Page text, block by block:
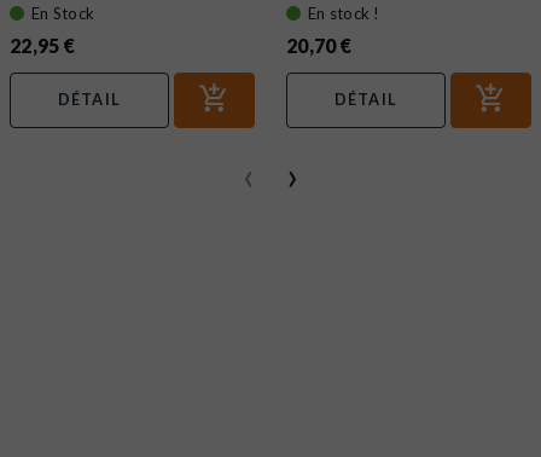
En Stock
22,95 €
DÉTAIL
En stock !
20,70 €
DÉTAIL
‹ ›